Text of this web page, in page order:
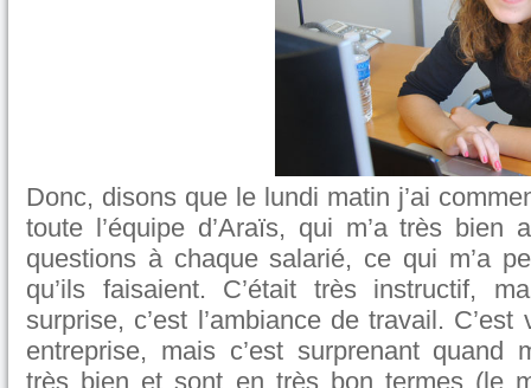
Donc, disons que le lundi matin j’ai
toute l’équipe d’Araïs, qui m’a très bien
questions à chaque salarié, ce qui m’a
qu’ils faisaient. C’était très instructif,
surprise, c’est l’ambiance de travail.
entreprise, mais c’est surprenant quand
très bien et sont en très bon termes (le